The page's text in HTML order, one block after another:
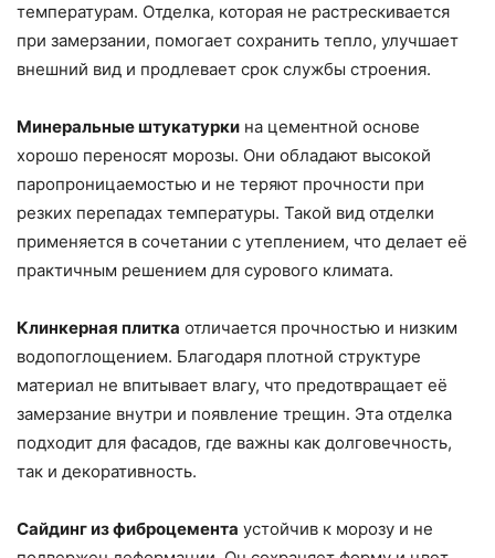
температурам. Отделка, которая не растрескивается
при замерзании, помогает сохранить тепло, улучшает
внешний вид и продлевает срок службы строения.
Минеральные штукатурки на цементной основе
хорошо переносят морозы. Они обладают высокой
паропроницаемостью и не теряют прочности при
резких перепадах температуры. Такой вид отделки
применяется в сочетании с утеплением, что делает её
практичным решением для сурового климата.
Клинкерная плитка отличается прочностью и низким
водопоглощением. Благодаря плотной структуре
материал не впитывает влагу, что предотвращает её
замерзание внутри и появление трещин. Эта отделка
подходит для фасадов, где важны как долговечность,
так и декоративность.
Сайдинг из фиброцемента устойчив к морозу и не